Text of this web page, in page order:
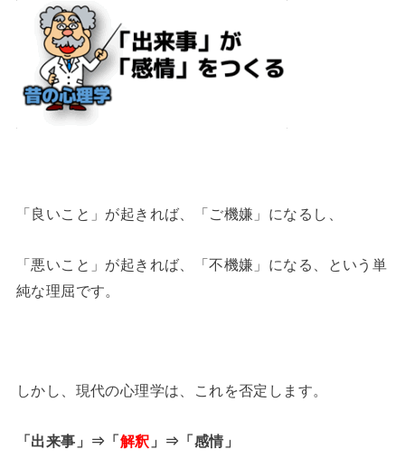
「良いこと」が起きれば、「ご機嫌」になるし、
「悪いこと」が起きれば、「不機嫌」になる、という単
純な理屈です。
しかし、現代の心理学は、これを否定します。
「出来事」⇒「解釈 」⇒「感情」